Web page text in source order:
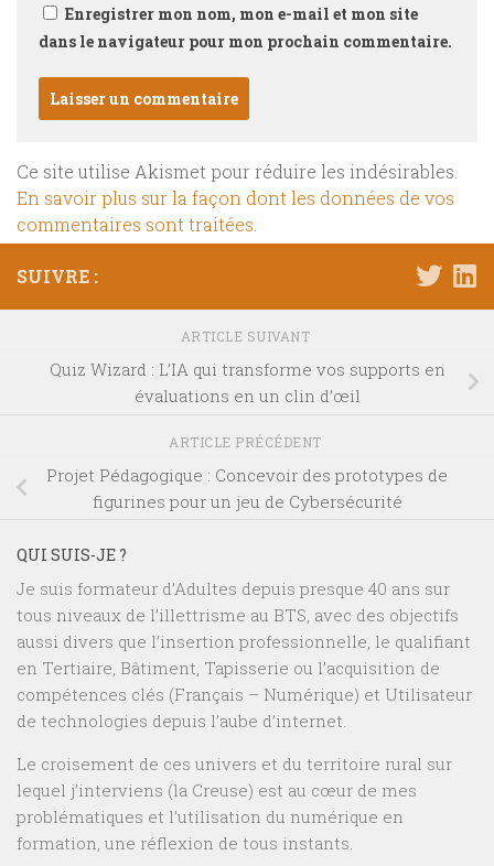
Enregistrer mon nom, mon e-mail et mon site
dans le navigateur pour mon prochain commentaire.
Ce site utilise Akismet pour réduire les indésirables.
En savoir plus sur la façon dont les données de vos
commentaires sont traitées.
SUIVRE :
ARTICLE SUIVANT
Quiz Wizard : L’IA qui transforme vos supports en
évaluations en un clin d’œil
ARTICLE PRÉCÉDENT
Projet Pédagogique : Concevoir des prototypes de
figurines pour un jeu de Cybersécurité
QUI SUIS-JE ?
Je suis formateur d’Adultes depuis presque 40 ans sur
tous niveaux de l’illettrisme au BTS, avec des objectifs
aussi divers que l’insertion professionnelle, le qualifiant
en Tertiaire, Bâtiment, Tapisserie ou l’acquisition de
compétences clés (Français – Numérique) et Utilisateur
de technologies depuis l’aube d’internet.
Le croisement de ces univers et du territoire rural sur
lequel j’interviens (la Creuse) est au cœur de mes
problématiques et l’utilisation du numérique en
formation, une réflexion de tous instants.